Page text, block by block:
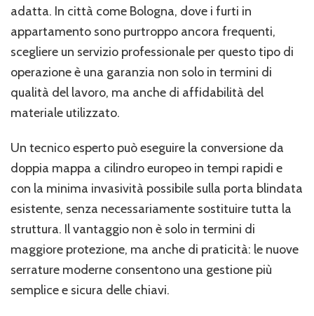
adatta. In città come Bologna, dove i furti in
appartamento sono purtroppo ancora frequenti,
scegliere un servizio professionale per questo tipo di
operazione è una garanzia non solo in termini di
qualità del lavoro, ma anche di affidabilità del
materiale utilizzato.
Un tecnico esperto può eseguire la conversione da
doppia mappa a cilindro europeo in tempi rapidi e
con la minima invasività possibile sulla porta blindata
esistente, senza necessariamente sostituire tutta la
struttura. Il vantaggio non è solo in termini di
maggiore protezione, ma anche di praticità: le nuove
serrature moderne consentono una gestione più
semplice e sicura delle chiavi.